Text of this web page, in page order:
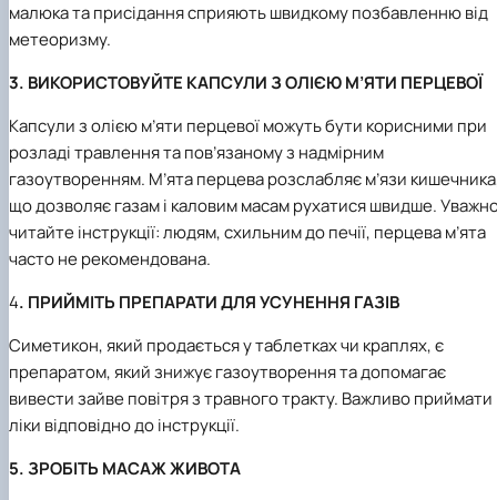
малюка та присідання сприяють швидкому позбавленню від
метеоризму.
3. ВИКОРИСТОВУЙТЕ КАПСУЛИ З ОЛІЄЮ М’ЯТИ ПЕРЦЕВОЇ
Капсули з олією м’яти перцевої можуть бути корисними при
розладі травлення та пов’язаному з надмірним
газоутворенням. М’ята перцева розслабляє м’язи
що дозволяє газам і каловим масам рухатися швидше.
читайте інструкції: людям, схильним до печії, перцева м’ята
часто не рекомендована.
4. ПРИЙМІТЬ ПРЕПАРАТИ ДЛЯ УСУНЕННЯ ГАЗІВ
Симетикон, який продається у таблетках чи краплях, є
препаратом, який знижує газоутворення та допомагає
вивести зайве повітря з травного тракту. Важливо приймати
ліки відповідно до інструкції.
5. ЗРОБІТЬ МАСАЖ ЖИВОТА